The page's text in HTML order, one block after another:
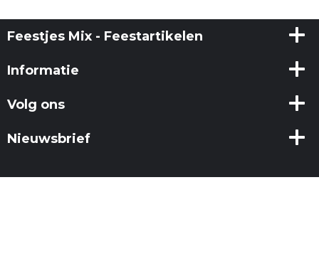
Feestjes Mix - Feestartikelen
Informatie
Volg ons
Nieuwsbrief